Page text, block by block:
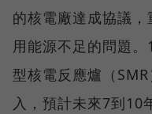
的核電廠達成協議
用能源不足的問題
型核電反應爐（
入，預計未來7到10